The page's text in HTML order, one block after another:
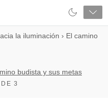
la iluminación › El camino
budista y sus metas
3